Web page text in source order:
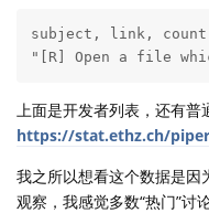
subject, link, count
"[R] Open a file
上面是开发者列表，还有普
https://stat.ethz.ch/
我之所以想看这个数据是因
观察，我感觉多数“热门”讨